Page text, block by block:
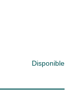
Disponible